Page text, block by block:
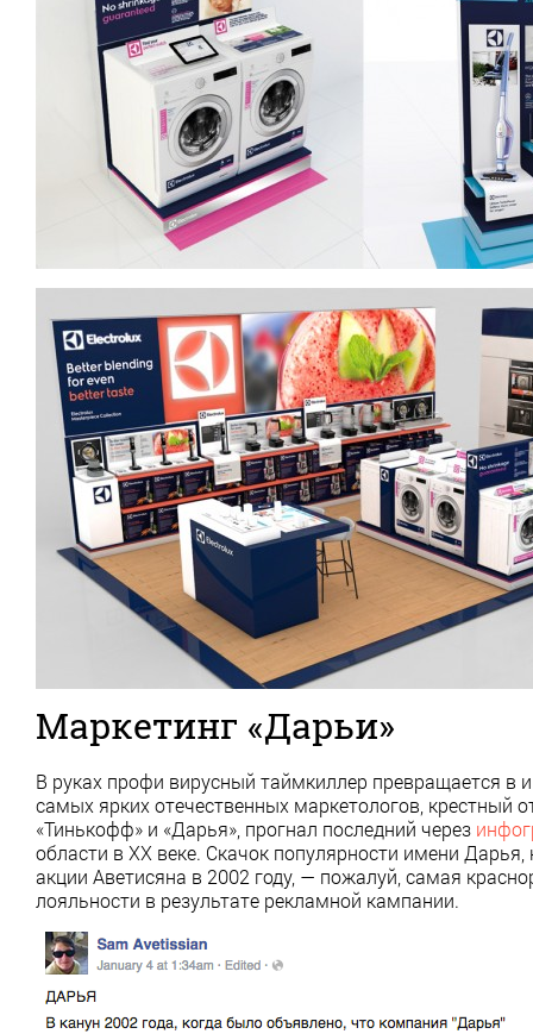
Маркетинг «Дарьи»
В руках профи вирусный таймкиллер превращается в
самых ярких отечественных маркетологов, крестный
«Тинькофф» и «Дарья», прогнал последний через
области в XX веке. Скачок популярности имени
акции Аветисяна в 2002 году, — пожалуй, самая
лояльности в результате рекламной кампании.